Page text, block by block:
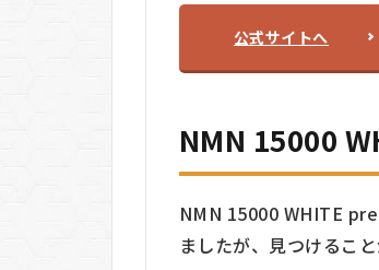
公式サイトへ
NMN 15000
NMN 15000 WHITE
ましたが、見つけるこ